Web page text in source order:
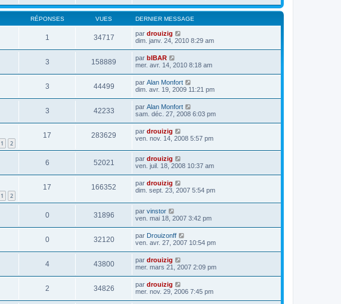
RÉPONSES VUES DERNIER MESSAGE
1 34717 par drouizig
dim. janv. 24, 2010 8:29 am
3 158889 par bIBAR
mer. avr. 14, 2010 8:18 am
3 44499 par Alan Monfort
dim. avr. 19, 2009 11:21 pm
3 42233 par Alan Monfort
sam. déc. 27, 2008 6:03 pm
1 2
17 283629 par drouizig
ven. nov. 14, 2008 5:57 pm
6 52021 par drouizig
ven. juil. 18, 2008 10:37 am
1 2
17 166352 par drouizig
dim. sept. 23, 2007 5:54 pm
0 31896 par vinstor
ven. mai 18, 2007 3:42 pm
0 32120 par Drouizonff
ven. avr. 27, 2007 10:54 pm
4 43800 par drouizig
mer. mars 21, 2007 2:09 pm
2 34826 par drouizig
mer. nov. 29, 2006 7:45 pm